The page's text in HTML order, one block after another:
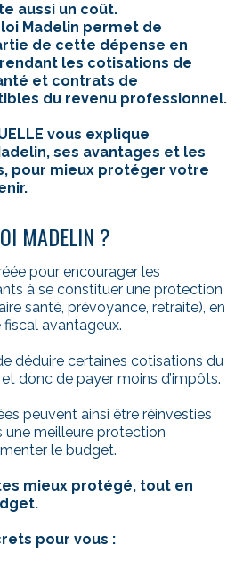
aussi un coût.
Madelin permet de
de cette dépense en
les cotisations de
et contrats de
du revenu professionnel.
vous explique
ses avantages et les
pour mieux protéger votre
MADELIN ?
pour encourager les
à se constituer une protection
santé, prévoyance, retraite), en
fiscal avantageux.
déduire certaines cotisations du
donc de payer moins d’impôts.
peuvent ainsi être réinvesties
une meilleure protection
le budget.
mieux protégé, tout en
pour vous :